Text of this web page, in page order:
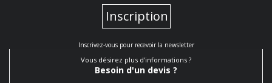
Inscription
Inscrivez-vous pour recevoir la newsletter
Vous désirez plus d'informations ?
Besoin d'un devis ?